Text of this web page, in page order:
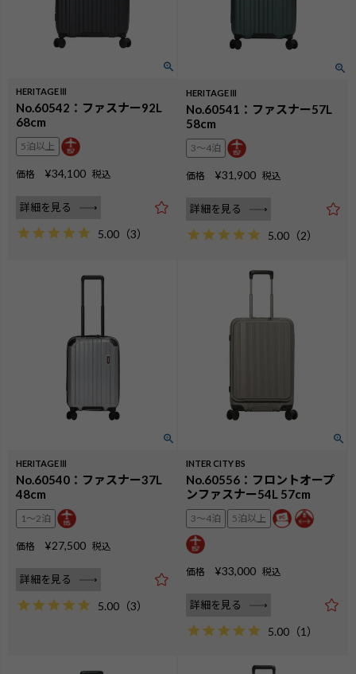
HERITAGEⅢ
No.60542：ファスナー92L
68cm
5泊以上
価格 ¥34,100 税込
詳細を見る
5.00 （3）
HERITAGEⅢ
No.60541：ファスナー57L
58cm
3〜4泊
価格 ¥31,900 税込
詳細を見る
5.00 （2）
HERITAGEⅢ
No.60540：ファスナー37L
48cm
1〜2泊
価格 ¥27,500 税込
詳細を見る
5.00 （3）
INTER CITY BS
No.60556：フロントオープ
ンファスナー54L 57cm
3〜4泊 5泊以上
価格 ¥33,000 税込
詳細を見る
5.00 （1）